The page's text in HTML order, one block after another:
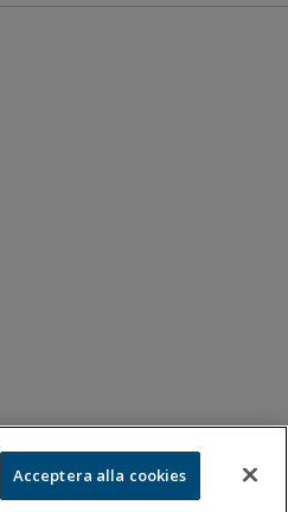
Acceptera alla cookies